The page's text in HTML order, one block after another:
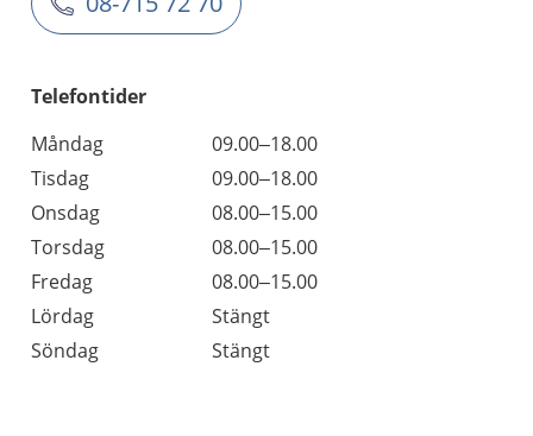
Telefontider
Måndag
09.00–18.00
Tisdag
09.00–18.00
Onsdag
08.00–15.00
Torsdag
08.00–15.00
Fredag
08.00–15.00
Lördag
Stängt
Söndag
Stängt